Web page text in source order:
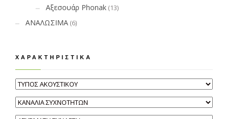
Αξεσουάρ Phonak (13)
ΑΝΑΛΩΣΙΜΑ (6)
ΧΑΡΑΚΤΗΡΙΣΤΙΚΆ